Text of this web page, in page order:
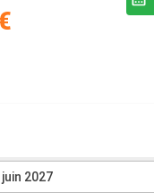
juin 2027